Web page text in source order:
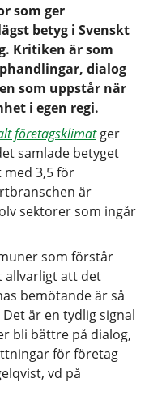
som ger
betyg i Svenskt
Kritiken är som
dialog
som uppstår när
i egen regi.
företagsklimatger
samlade betyget
med 3,5 för
är
sektorer som ingår
som förstår
allvarligt att det
bemötande är så
är en tydlig signal
bli bättre på dialog,
för företag
vd på